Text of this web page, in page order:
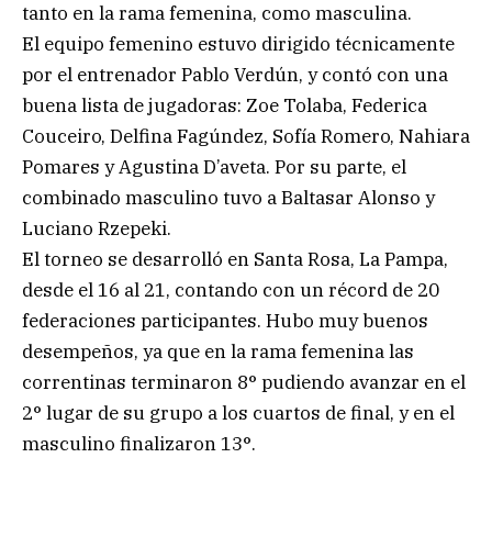
tanto en la rama femenina, como masculina.
El equipo femenino estuvo dirigido técnicamente
por el entrenador Pablo Verdún, y contó con una
buena lista de jugadoras: Zoe Tolaba, Federica
Couceiro, Delfina Fagúndez, Sofía Romero, Nahiara
Pomares y Agustina D’aveta. Por su parte, el
combinado masculino tuvo a Baltasar Alonso y
Luciano Rzepeki.
El torneo se desarrolló en Santa Rosa, La Pampa,
desde el 16 al 21, contando con un récord de 20
federaciones participantes. Hubo muy buenos
desempeños, ya que en la rama femenina las
correntinas terminaron 8° pudiendo avanzar en el
2° lugar de su grupo a los cuartos de final, y en el
masculino finalizaron 13°.